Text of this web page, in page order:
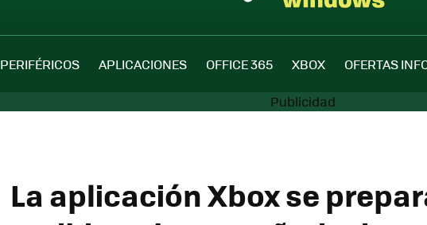
PERIFÉRICOS APLICACIONES OFFICE 365 XBOX OFERTAS
La aplicación Xbox se